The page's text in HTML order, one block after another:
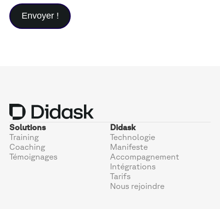
Solutions
Training
Coaching
Témoignages
Didask
Technologie
Manifeste
Accompagnement
Intégrations
Tarifs
Nous rejoindre